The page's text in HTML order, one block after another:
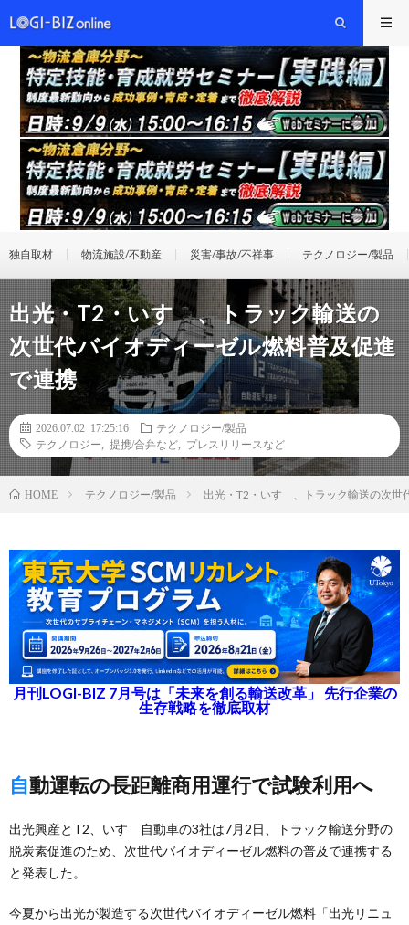
独自取材 物流施設/不動産 災害/事故/不祥事 テクノロジー/製品
出光・T2・いすゞ、トラック輸送の
次世代バイオディーゼル燃料普及促進
で連携
2026.07.02 17:25:16
テクノロジー/製品
テクノロジー
提携/合弁など プレスリリースなど
HOME テクノロジー/製品 出光・T2・いすゞ、トラック輸送の次
月刊LOGI-BIZ 7月号は「未来を創る輸送改革」 先行企業の
生存戦略を徹底取材
自動運転の長距離商用運行で試験利用へ
出光興産とT2、いすゞ自動車の3社は7月2日、トラック輸送分野の
脱炭素促進のため、次世代バイオディーゼル燃料の普及で連携する
と発表した。
今夏から出光が製造する次世代バイオディーゼル燃料「出光リニュ